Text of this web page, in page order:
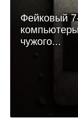
Фейковый
чужого...